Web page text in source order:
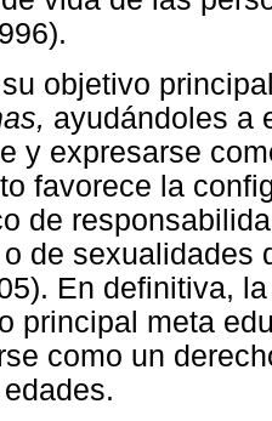
objetivo
ayudándoles a
y expresarse
favorece la
de
de sexualidades
En definitiva,
principal meta
como un